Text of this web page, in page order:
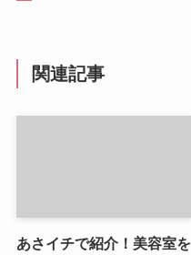
関連記事
あさイチで紹介！美容室を